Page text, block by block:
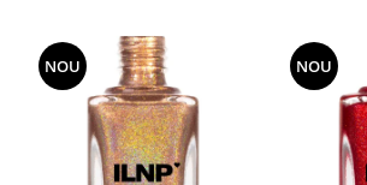
NOU NOU